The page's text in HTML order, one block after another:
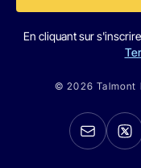
En cliquant sur
© 2026 Talmont